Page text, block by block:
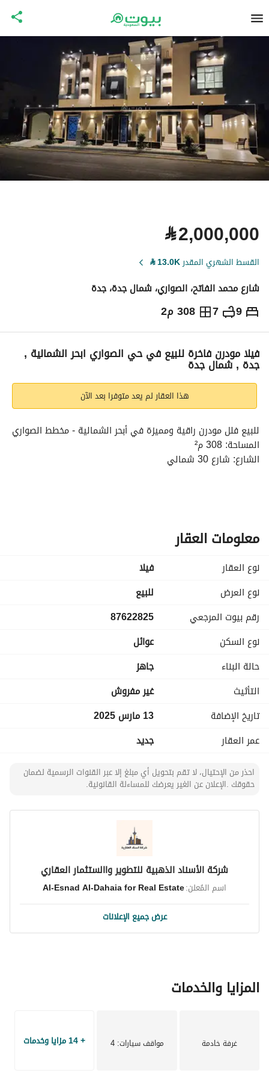
⃁2,000,000
القسط الشهري المقدر13.0K
⃁
شارع محمد الفاتح، الصواري، شمال جدة، جدة
9
7 308 م2 ⃁
2,000,000
التفاصيل معلومات ترخيص الإعلان حاسبة التمويل
فيلا مودرن فاخرة للبيع في حي الصواري ابحر الشمالية ,
جدة , شمال جدة
هذا العقار لم يعد متوفرا بعد الآن
للبيع فلل مودرن راقية ومميزة في أبحر الشمالية - مخطط الصواري
المساحة: 308 م²
الشارع: شارع 30 شمالي
مجلس رجال
مجلس نساء
مقلط
صالة
مطبخ
دورتين مياة
مسبح مع شلال
الدور الأول:
غرفة نوم مع دورة مياه
غرفتين نوم بدورة مياه
صالة
الملحق:
سطح كبير
أساس بناء متين: لبشة مع توثيق بالفيديو لجميع مراحل البناء
تمديدات عالية الجودة:
• دهان جوتن
• تأسيس مصعد
• موقف سيارة
• مساحة بناء 600 م²
معلومات العقار
نوع العقار
فیلا
نوع العرض
للبيع
رقم بيوت المرجعي
87622825
نوع السكن
عوائل
حالة البناء
جاهز
التأثيث
غير مفروش
تاريخ الإضافة
13 مارس 2025
عمر العقار
جديد
احذر من الإحتيال، لا تقم بتحويل أي مبلغ إلا عبر القنوات الرسمية لضمان
حقوقك .الإعلان عن الغير يعرضك للمساءلة القانونية.
شركة الأسناد الذهبية للتطوير واالستثمار العقاري
اسم المُعلن:Al-Esnad Al-Dahaia for Real Estate
عرض جميع الإعلانات
المزايا والخدمات
غرفة خادمة مواقف سيارات: 4 + 14 مزايا وخدمات